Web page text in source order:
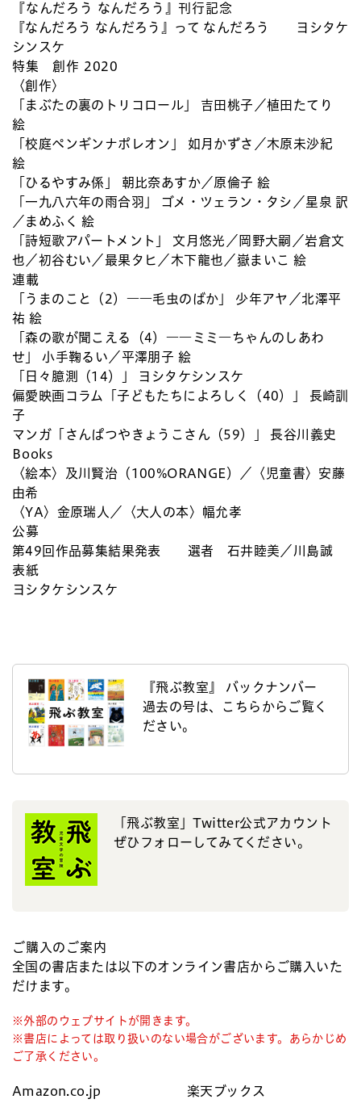
『なんだろう なんだろう』刊行記念
『なんだろう なんだろう』って なんだろう ヨシタケ
シンスケ
特集 創作 2020
〈創作〉
「まぶたの裏のトリコロール」 吉田桃子／植田たてり
絵
「校庭ペンギンナポレオン」 如月かずさ／木原未沙紀
絵
「ひるやすみ係」 朝比奈あすか／原倫子 絵
「一九八六年の雨合羽」 ゴメ・ツェラン・タシ／星泉 訳
／まめふく 絵
「詩短歌アパートメント」 文月悠光／岡野大嗣／岩倉文
也／初谷むい／最果タヒ／木下龍也／嶽まいこ 絵
連載
「うまのこと（2）――毛虫のばか」 少年アヤ／北澤平
祐 絵
「森の歌が聞こえる（4）――ミミ―ちゃんのしあわ
せ」 小手鞠るい／平澤朋子 絵
「日々臆測（14）」 ヨシタケシンスケ
偏愛映画コラム「子どもたちによろしく（40）」 長崎訓
子
マンガ「さんぱつやきょうこさん（59）」 長谷川義史
Books
〈絵本〉及川賢治（100%ORANGE）／〈児童書〉安藤
由希
〈YA〉金原瑞人／〈大人の本〉幅允孝
公募
第49回作品募集結果発表 選者 石井睦美／川島誠
表紙
ヨシタケシンスケ
『飛ぶ教室』 バックナンバー
過去の号は、こちらからご覧く
ださい。
「飛ぶ教室」Twitter公式アカウント
ぜひフォローしてみてください。
ご購入のご案内
全国の書店または以下のオンライン書店からご購入いた
だけます。
※外部のウェブサイトが開きます。
※書店によっては取り扱いのない場合がございます。あらかじめ
ご了承ください。
Amazon.co.jp 楽天ブックス